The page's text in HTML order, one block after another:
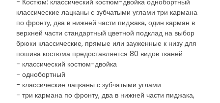
- Костюм: классический костюм-двойка однобортный
классические лацканы с зубчатыми углами три кармана
по фронту, два в нижней части пиджака, один карман в
верхней части стандартный цветной подклад на выбор
брюки классические, прямые или зауженные к низу для
пошива костюма предоставляется 80 видов тканей
- классический костюм-двойка
- однобортный
- классические лацканы с зубчатыми углами
- три кармана по фронту, два в нижней части пиджака,